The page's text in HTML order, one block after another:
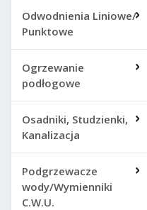
Odwodnienia Liniowe/
Punktowe
Ogrzewanie
podłogowe
Osadniki, Studzienki,
Kanalizacja
Podgrzewacze
wody/Wymienniki
C.W.U.